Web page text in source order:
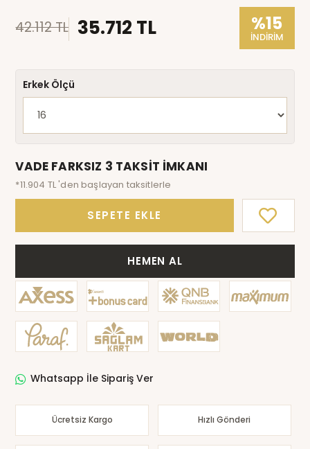
42.112 TL 35.712 TL %15
İNDİRİM
Erkek Ölçü
VADE FARKSIZ 3 TAKSİT İMKANI
*11.904 TL 'den başlayan taksitlerle
SEPETE EKLE
HEMEN AL
Whatsapp İle Sipariş Ver
Ücretsiz Kargo Hızlı Gönderi